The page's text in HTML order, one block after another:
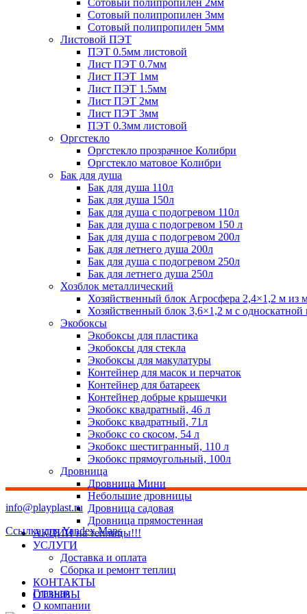
Сотовый полипропилен 2мм
Сотовый полипропилен 3мм
Сотовый полипропилен 5мм
Листовой ПЭТ
ПЭТ 0.5мм листовой
Лист ПЭТ 0.7мм
Лист ПЭТ 1мм
Лист ПЭТ 1.5мм
Лист ПЭТ 2мм
Лист ПЭТ 3мм
ПЭТ 0.3мм листовой
Оргстекло
Оргстекло прозрачное Колибри
Оргстекло матовое Колибри
Бак для душа
Бак для душа 110л
Бак для душа 150л
Бак для душа с подогревом 110л
Бак для душа с подогревом 150 л
Бак для душа с подогревом 200л
Бак для летнего душа 200л
Бак для душа с подогревом 250л
Бак для летнего душа 250л
Хозблок металлический
Хозяйственный блок Агросфера 2,4×1,2 м из
Хозяйственный блок 3,6×1,2 м с
Экобоксы
Экобоксы для пластика
Экобоксы для стекла
Экобоксы для макулатуры
Контейнер для масок и перчаток
Контейнер для батареек
Контейнер добрые крышечки
Экобокс квадратный, 46 л
Экобокс квадратный, 71л
Экобокс со скосом, 54 л
Экобокс шестигранный, 110 л
Экобокс прямоугольный, 100л
Дровница
Дровница Мини
Небольшие дровницы
Дровница садовая
Дровница прямостенная
АКЦИИ на теплицы!!!
УСЛУГИ
Доставка и оплата
Сборка и ремонт теплиц
КОНТАКТЫ
ОТЗЫВЫ
info@playplast.ru
Ссылка для Yandex Maps
Главная
О компании